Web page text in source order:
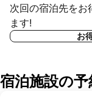
次回の宿泊先をお
ます!
お
宿泊施設の